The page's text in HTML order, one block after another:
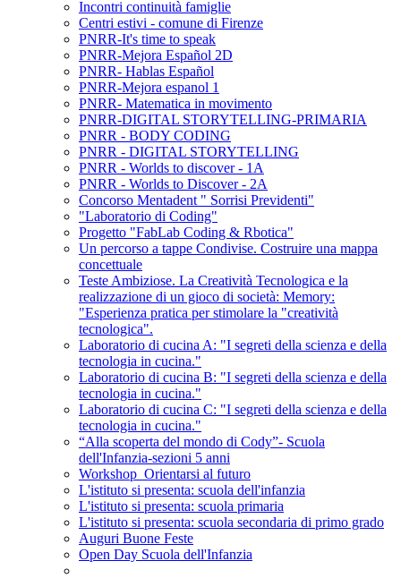
Incontri continuità famiglie
Centri estivi - comune di Firenze
PNRR-It's time to speak
PNRR-Mejora Español 2D
PNRR- Hablas Español
PNRR-Mejora espanol 1
PNRR- Matematica in movimento
PNRR-DIGITAL STORYTELLING-PRIMARIA
PNRR - BODY CODING
PNRR - DIGITAL STORYTELLING
PNRR - Worlds to discover - 1A
PNRR - Worlds to Discover - 2A
Concorso Mentadent " Sorrisi Previdenti"
"Laboratorio di Coding"
Progetto "FabLab Coding & Rbotica"
Un percorso a tappe Condivise. Costruire una mappa
concettuale
Teste Ambiziose. La Creatività Tecnologica e la
realizzazione di un gioco di società: Memory:
"Esperienza pratica per stimolare la "creatività
tecnologica".
Laboratorio di cucina A: "I segreti della scienza e della
tecnologia in cucina."
Laboratorio di cucina B: "I segreti della scienza e della
tecnologia in cucina."
Laboratorio di cucina C: "I segreti della scienza e della
tecnologia in cucina."
“Alla scoperta del mondo di Cody”- Scuola
dell'Infanzia-sezioni 5 anni
Workshop_Orientarsi al futuro
L'istituto si presenta: scuola dell'infanzia
L'istituto si presenta: scuola primaria
L'istituto si presenta: scuola secondaria di primo grado
Auguri Buone Feste
Open Day Scuola dell'Infanzia